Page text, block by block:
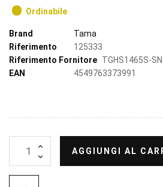
Ordinabile
Brand
Tama
Riferimento
125333
Riferimento Fornitore TGHS1465S-
EAN
4549763373991
AGGIUNGI AL